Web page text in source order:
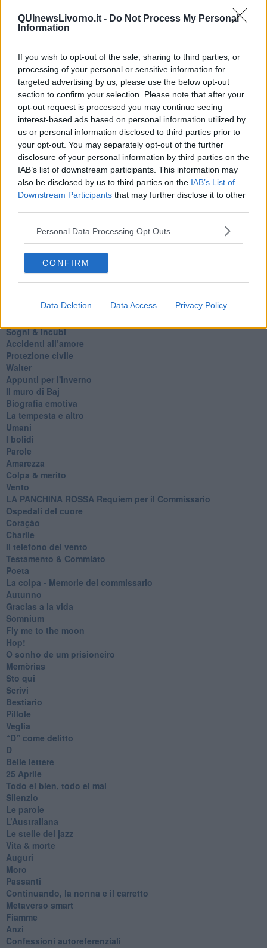
QUInewsLivorno.it - Do Not Process My Personal
Information
If you wish to opt-out of the sale, sharing to third parties, or
processing of your personal or sensitive information for
targeted advertising by us, please use the below opt-out
section to confirm your selection. Please note that after your
opt-out request is processed you may continue seeing
interest-based ads based on personal information utilized by
us or personal information disclosed to third parties prior to
your opt-out. You may separately opt-out of the further
disclosure of your personal information by third parties on the
IAB’s list of downstream participants. This information may
also be disclosed by us to third parties on the IAB’s List of
Downstream Participants that may further disclose it to other
Personal Data Processing Opt Outs
CONFIRM
Data Deletion Data Access Privacy Policy
Com'esuli pensieri
La trappola di Tucidide, o della 3ª C
Ad Astra
Storia di io - Quasi un compito in classe
Quasi una lezione
Spleen
Lettera a un amico
Lettera al sultano
I sogni del mattino
La calura
Armani
Nuvole
Via Firenze
Album
Tristezza
I libri
Passo a due
Vivere
Prima di andare via
Triage
Persona
Sogni & incubi
Accidenti all’amore
Protezione civile
Walter
Appunti per l'inverno
Il muro di Baj
Biografia emotiva
La tempesta e altro
Umani
I bolidi
Parole
Amarezza
Colpa & merito
Vento
​LA PANCHINA ROSSA Requiem per il Commissario
Ospedali del cuore
Coraçào
Charlie
Il telefono del vento
Testamento & Commiato
Poeta
​La colpa - Memorie del commissario
Autunno
Gracias a la vida
Somnium
Fly me to the moon
Hop!
O sonho de um prisioneiro
Memòrias
Sto qui
Scrivi
Bestiario
Pillole
Veglia
​“D” come delitto
D
Belle lettere
25 Aprile
Todo el bien, todo el mal
Silenzio
Le parole
​L’Australiana
Le stelle del jazz
Vita & morte
Auguri
Moro
Passanti
Continuando, la nonna e il carretto
Metaverso smart
Fiamme
Anzi
Confessioni autoreferenziali